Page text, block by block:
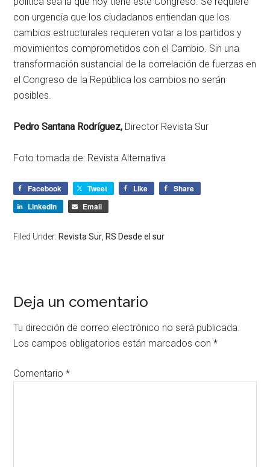
con urgencia que los ciudadanos entiendan que los
cambios estructurales requieren votar a los partidos y
movimientos comprometidos con el Cambio. Sin una
transformación sustancial de la correlación de fuerzas en
el Congreso de la República los cambios no serán
posibles.
Pedro Santana Rodríguez, Director Revista Sur
Foto tomada de: Revista Alternativa
Facebook Tweet Like
Share
LinkedIn
Email
Filed Under: Revista Sur, RS Desde el sur
Deja un comentario
Tu dirección de correo electrónico no será publicada.
Los campos obligatorios están marcados con*
Comentario*